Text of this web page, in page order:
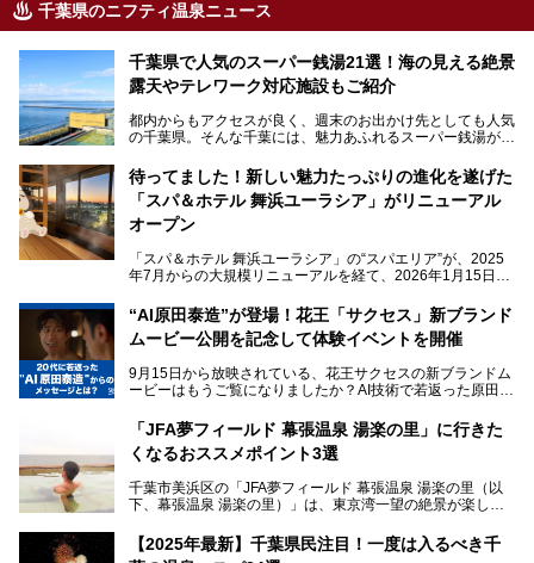
千葉県のニフティ温泉ニュース
千葉県で人気のスーパー銭湯21選！海の見える絶景
露天やテレワーク対応施設もご紹介
都内からもアクセスが良く、週末のお出かけ先としても人気
の千葉県。そんな千葉には、魅力あふれるスーパー銭湯がた
「サウナでしっかりととのいたい」「海が見える絶景で非日
常を味わいたい」「子連れでも気兼ねなく1日過ごした
い」。
そんな多様なニーズに応える施設が揃っているため、その日
の目的に合った施設がきっと見つかるはずです。
さらに最近では、24時間営業で深夜まで滞在できる施設
や、テレワーク・コワーキングスペースを備えた仕事もでき
るスパも増えており、ただの入浴施設にとどまらない進化を
本記事では、人気スーパー銭湯から絶景施設、コワーキング
スペースや休憩スペースが充実した施設、子連れファミリー
向けの施設など、目的に合わせたおすすめの施設を紹介しま
す。
ださい。
待ってました！新しい魅力たっぷりの進化を遂げた
「スパ＆ホテル 舞浜ユーラシア」がリニューアル
オープン
「スパ＆ホテル 舞浜ユーラシア」の“スパエリア”が、2025
年7月からの大規模リニューアルを経て、2026年1月15日
新設エリアや生まれ変わった浴場・サウナの魅力を、人気キ
ャラクター「ユーラシわん」と一緒にご紹介します。必見の
───
提供元：SPA＆HOTEL舞浜ユーラシア【PR】
です。
“AI原田泰造”が登場！花王「サクセス」新ブランド
ムービー公開を記念して体験イベントを開催
9月15日から放映されている、花王サクセスの新ブランドム
ービーはもうご覧になりましたか？AI技術で若返った原田泰
伝えるムービーです。公開を記念して、スパメッツァおおた
か竜泉寺の湯にて体験イベントを開催。花王サクセスの製品
が無料で試せるチャンスです！
提供元：花王株式会社【PR】
この記事は花王株式会社商品のPRレポート記事です。
「JFA夢フィールド 幕張温泉 湯楽の里」に行きた
くなるおススメポイント3選
千葉市美浜区の「JFA夢フィールド 幕張温泉 湯楽の里（以
下、幕張温泉 湯楽の里）」は、東京湾一望の絶景が楽しめ
設備も天然温泉の露天風呂、サウナ、岩盤浴のほか、高濃度
炭酸泉、海の見えるお休み処や食事処、展望抜群の屋上ま
【2025年最新】千葉県民注目！一度は入るべき千